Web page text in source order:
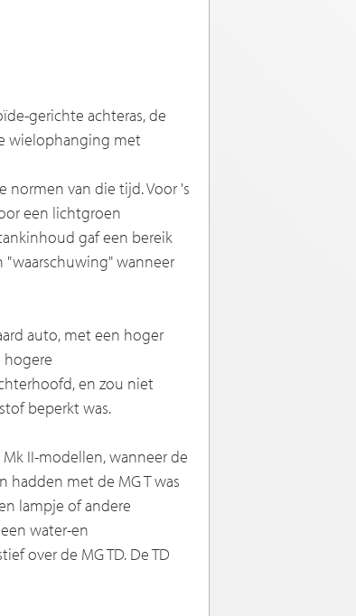
gerichte achteras, de
wielophanging met
normen van die tijd. Voor 's
een lichtgroen
gaf een bereik
wanneer
auto, met een hoger
hogere
en zou niet
beperkt was.
II-modellen, wanneer de
hadden met de MG T was
lampje of andere
water-en
over de MG TD. De TD